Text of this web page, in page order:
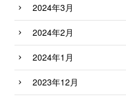
2024年3月
2024年2月
2024年1月
2023年12月